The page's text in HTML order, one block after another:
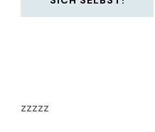
zzzzz